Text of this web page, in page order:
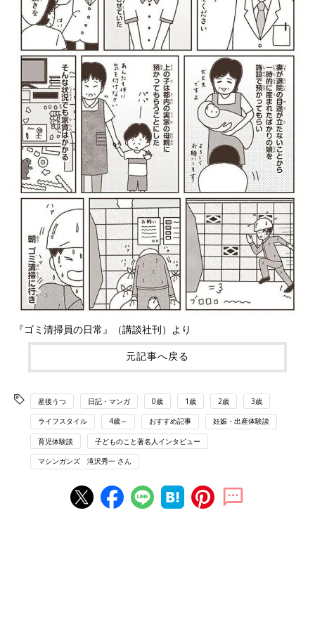
『ゴミ清掃員の日常』（講談社刊）より
元記事へ戻る
産後うつ 日記・マンガ 0歳 1歳 2歳 3歳
ライフスタイル 4歳～ おすすめ記事 妊娠・出産体験談
育児体験談 子どものこと著名人インタビュー
マシンガンズ 滝沢秀一 さん